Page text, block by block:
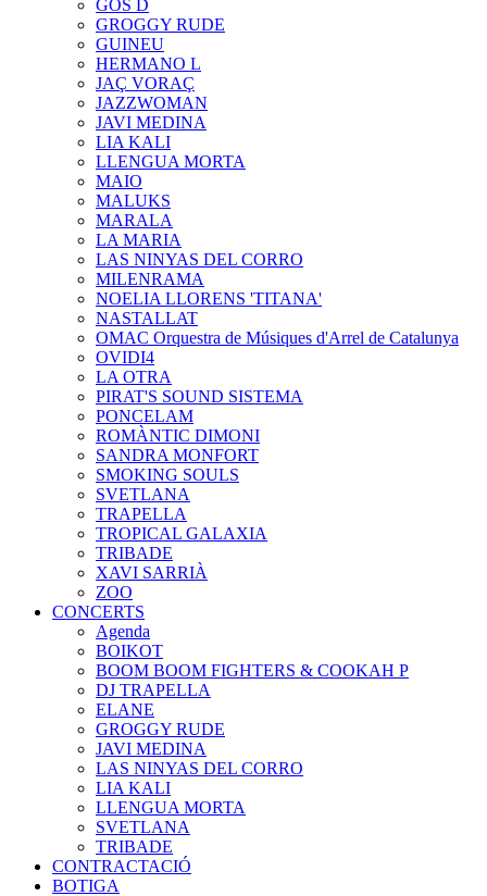
GOS D
GROGGY RUDE
GUINEU
HERMANO L
JAÇ VORAÇ
JAZZWOMAN
JAVI MEDINA
LIA KALI
LLENGUA MORTA
MAIO
MALUKS
MARALA
LA MARIA
LAS NINYAS DEL CORRO
MILENRAMA
NOELIA LLORENS 'TITANA'
NASTALLAT
OMAC Orquestra de Músiques d'Arrel de Catalunya
OVIDI4
LA OTRA
PIRAT'S SOUND SISTEMA
PONCELAM
ROMÀNTIC DIMONI
SANDRA MONFORT
SMOKING SOULS
SVETLANA
TRAPELLA
TROPICAL GALAXIA
TRIBADE
XAVI SARRIÀ
ZOO
CONCERTS
Agenda
BOIKOT
BOOM BOOM FIGHTERS & COOKAH P
DJ TRAPELLA
ELANE
GROGGY RUDE
JAVI MEDINA
LAS NINYAS DEL CORRO
LIA KALI
LLENGUA MORTA
SVETLANA
TRIBADE
CONTRACTACIÓ
BOTIGA